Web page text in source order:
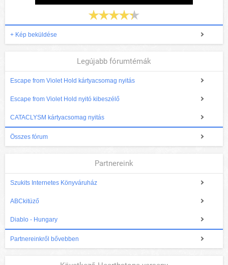
+ Kép beküldése
Legújabb fórumtémák
Escape from Violet Hold kártyacsomag nyitás
Escape from Violet Hold nyitó kibeszélő
CATACLYSM kártyacsomag nyitás
Összes fórum
Partnereink
Szukits Internetes Könyváruház
ABCkitüző
Diablo - Hungary
Partnereinkről bővebben